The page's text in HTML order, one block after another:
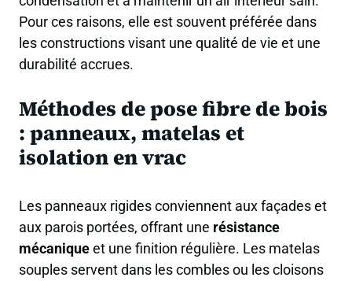
Pour ces raisons, elle est souvent préférée dans
les constructions visant une qualité de vie et une
durabilité accrues.
Méthodes de pose fibre de bois
: panneaux, matelas et
isolation en vrac
Les panneaux rigides conviennent aux façades et
aux parois portées, offrant une résistance
mécaniqueet une finition régulière. Les matelas
souples servent dans les combles ou les cloisons